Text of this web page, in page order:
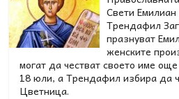
Свети
Трендафил
празнуват
женските
могат да честват своето име
18 юли, а Трендафил избира да
Цветница.